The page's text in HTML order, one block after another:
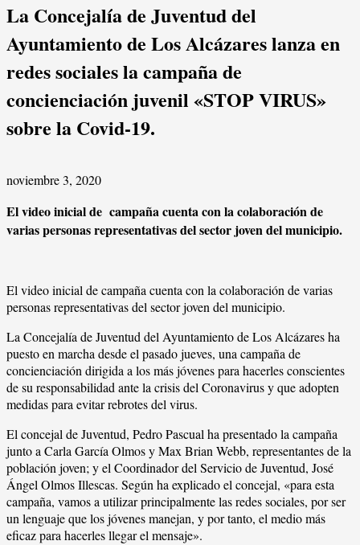
La Concejalía de Juventud del
Ayuntamiento de Los Alcázares lanza en
redes sociales la campaña de
concienciación juvenil «STOP VIRUS»
sobre la Covid-19.
noviembre 3, 2020
El video inicial de campaña cuenta con la colaboración de
varias personas representativas del sector joven del municipio.
El video inicial de campaña cuenta con la colaboración de varias
personas representativas del sector joven del municipio.
La Concejalía de Juventud del Ayuntamiento de Los Alcázares ha
puesto en marcha desde el pasado jueves, una campaña de
concienciación dirigida a los más jóvenes para hacerles conscientes
de su responsabilidad ante la crisis del Coronavirus y que adopten
medidas para evitar rebrotes del virus.
El concejal de Juventud, Pedro Pascual ha presentado la campaña
junto a Carla García Olmos y Max Brian Webb, representantes de la
población joven; y el Coordinador del Servicio de Juventud, José
Ángel Olmos Illescas. Según ha explicado el concejal, «para esta
campaña, vamos a utilizar principalmente las redes sociales, por ser
un lenguaje que los jóvenes manejan, y por tanto, el medio más
eficaz para hacerles llegar el mensaje».